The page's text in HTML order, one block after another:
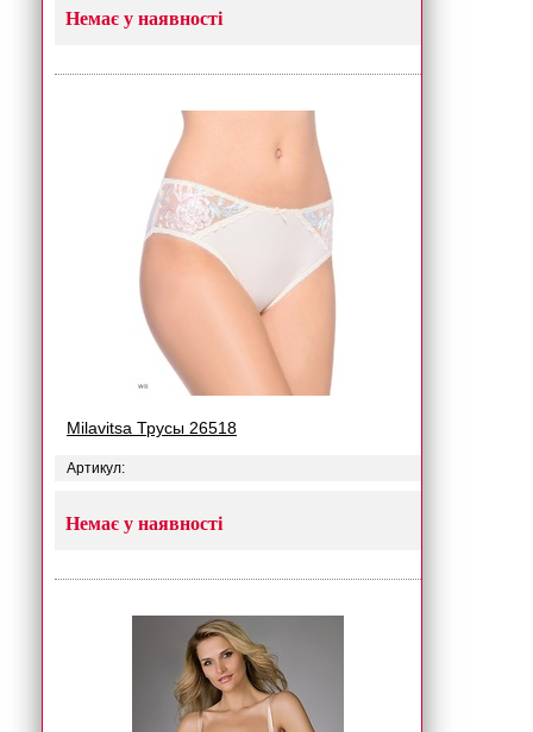
Немає у наявності
Milavitsa Трусы 26518
Артикул:
Немає у наявності